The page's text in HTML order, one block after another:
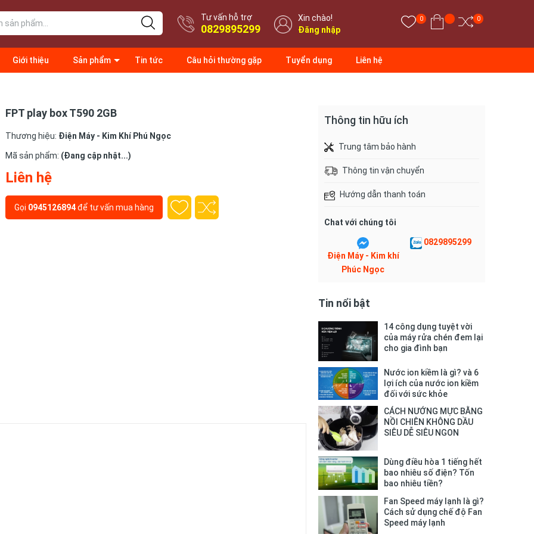
Tư vấn hỗ trợ
0829895299
Xin chào!
Đăng nhập
0 0
Giới thiệu Sản phẩm Tin tức Câu hỏi thường gặp Tuyển dụng Liên hệ
FPT play box T590 2GB
Thương hiệu: Điện Máy - Kim Khí Phú Ngọc
Mã sản phẩm: (Đang cập nhật...)
Liên hệ
Gọi 0945126894để tư vấn mua hàng
Thông tin hữu ích
Trung tâm bảo hành
Thông tin vận chuyển
Hướng dẫn thanh toán
Chat với chúng tôi
Điện Máy - Kim khí
Phúc Ngọc
0829895299
Tin nổi bật
14 công dụng tuyệt vời
của máy rửa chén đem lại
cho gia đình bạn
Nước ion kiềm là gì? và 6
lợi ích của nước ion kiềm
đối với sức khỏe
CÁCH NƯỚNG MỰC BẰNG
NỒI CHIÊN KHÔNG DẦU
SIÊU DỄ SIÊU NGON
Dùng điều hòa 1 tiếng hết
bao nhiêu số điện? Tốn
bao nhiêu tiền?
Fan Speed máy lạnh là gì?
Cách sử dụng chế độ Fan
Speed máy lạnh